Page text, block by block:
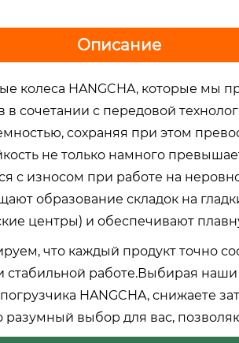
Описание
колеса HANGCHA, которые мы
в сочетании с передовой
сохраняя при этом
не только намного
с износом при работе на
образование складок на
центры) и обеспечивают
что каждый продукт точно
стабильной работе.Выбирая
HANGCHA, снижаете
разумный выбор для вас,